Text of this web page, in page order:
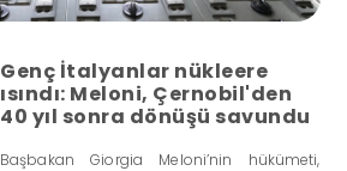
Genç İtalyanlar nükleere
ısındı: Meloni, Çernobil'den
40 yıl sonra dönüşü savundu
Başbakan Giorgia Meloni’nin hükümeti,